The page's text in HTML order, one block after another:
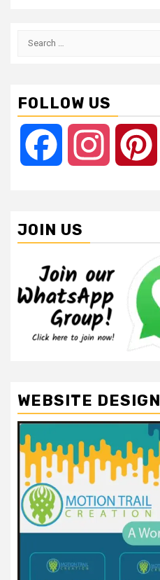
Search
FOLLOW US
Facebook Instagram
JOIN US
WEBSITE DESIGN